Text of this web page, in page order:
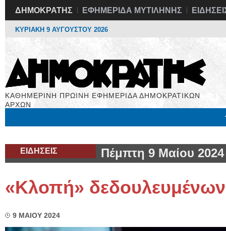
ΔΗΜΟΚΡΑΤΗΣ ΕΦΗΜΕΡΙΔΑ ΜΥΤΙΛΗΝΗΣ
ΚΥΡΙΑΚΗ 9 ΑΥΓΟΥΣΤΟΥ 2026
ΚΑΘΗΜΕΡΙΝΗ ΠΡΩΙΝΗ ΕΦΗΜΕΡΙΔΑ ΔΗΜΟΚΡΑΤΙΚΩΝ
ΑΡΧΩΝ
ΕΙΔΗΣΕΙΣ Πέμπτη 9 Μαίου 2024
«Κλοπή» δεδουλευμένων
9 ΜΑΙΟΥ 2024